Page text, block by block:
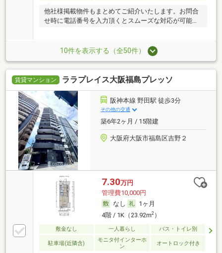
他社様掲載物件もまとめてご紹介いたします。お問合
せ時に電話番号を入力頂くとスムーズな対応が可能で
10件を表示する（全50件）
賃貸マンション ララプレイス大阪福島プレッソ
阪神本線 野田駅 徒歩3分
その他の交通
築6年2ヶ月 / 15階建
大阪府大阪市福島区吉野２
7.30万円
管理費10,000円
なし
1ヶ月
4階 / 1K（23.92m2）
敷金なし 一人暮らし バス・トイレ別
駐車場(近隣含)
モニタ付インターホ
ン
オートロック付き